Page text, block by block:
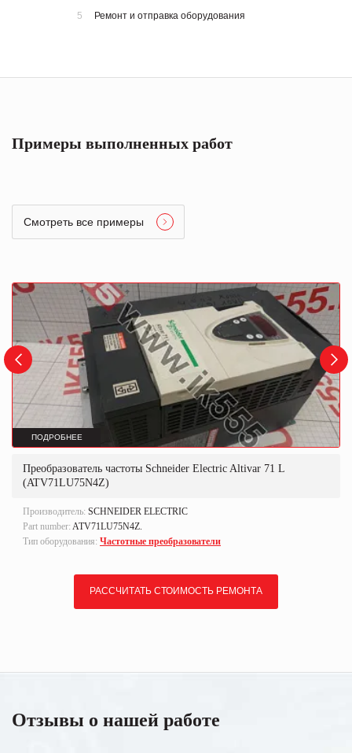
5 Ремонт и отправка оборудования
Примеры выполненных работ
Смотреть все примеры
ПОДРОБНЕЕ
Преобразователь частоты Schneider Electric Altivar 71 L
(ATV71LU75N4Z)
Производитель: SCHNEIDER ELECTRIC
Part number: ATV71LU75N4Z.
Тип оборудования: Частотные преобразователи
РАССЧИТАТЬ СТОИМОСТЬ РЕМОНТА
Отзывы о нашей работе